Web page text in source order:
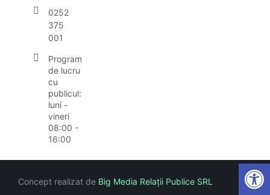
0252
375
001
Program
de lucru
cu
publicul:
luni -
vineri
08:00 -
16:00
Concept realizat de Big Media Relații Publice SRL